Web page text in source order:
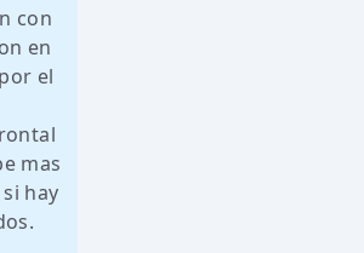
con
en
el
mas
hay